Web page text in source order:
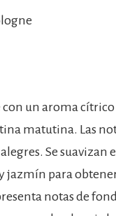
con un aroma
matutina. Las
Se suavizan
jazmín para
notas de